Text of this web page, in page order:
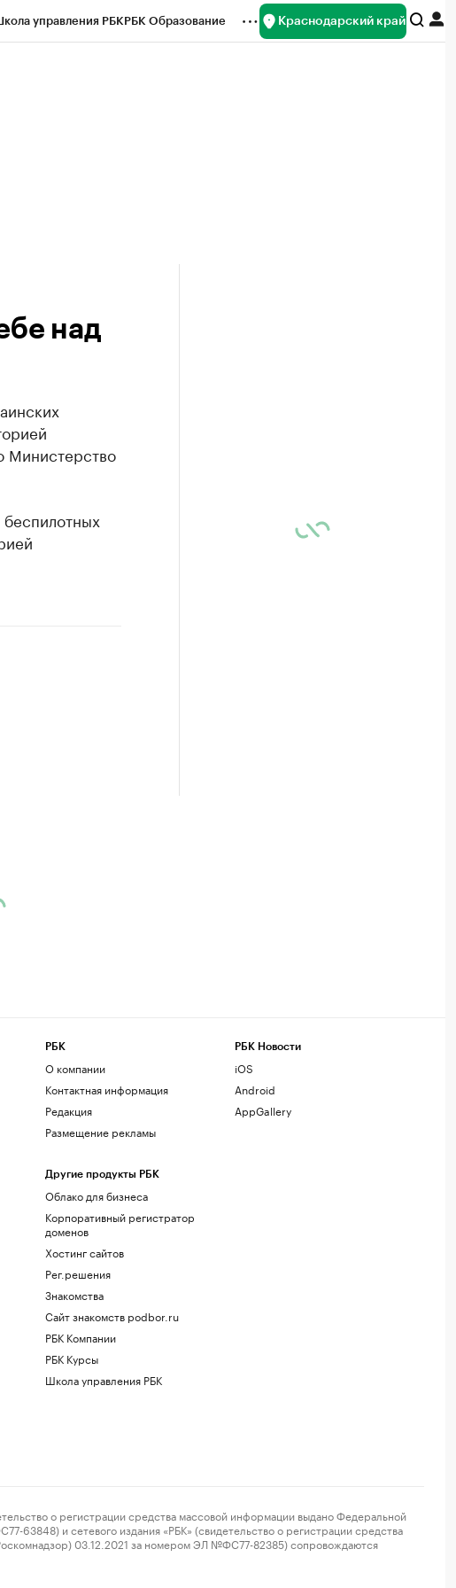
управления РБКРБК Образование Краснодарский край
над
Министерство
РБК
О компании
Контактная информация
Редакция
Размещение рекламы
Другие продукты РБК
Облако для бизнеса
Корпоративный регистратор
доменов
Хостинг сайтов
Рег.решения
Знакомства
Сайт знакомств podbor.ru
РБК Компании
РБК Курсы
Школа управления РБК
РБК Новости
iOS
Android
AppGallery
о регистрации средства массовой информации выдано Федеральной
63848) и сетевого издания «РБК» (свидетельство о регистрации средства
03.12.2021 за номером ЭЛ №ФС77-82385) сопровождаются